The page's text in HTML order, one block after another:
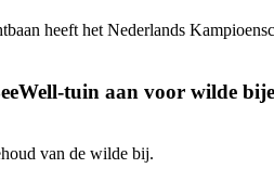
heeft het Nederlands
tuin aan voor wilde
van de wilde bij.